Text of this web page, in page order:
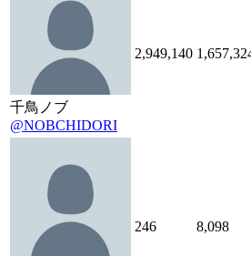
千鳥ノブ
@NOBCHIDORI
2,949,140
246 8,098